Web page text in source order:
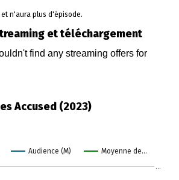
n'aura plus d'épisode.
et téléchargement
Accused (2023)
Audience (M) Moyenne de…
…